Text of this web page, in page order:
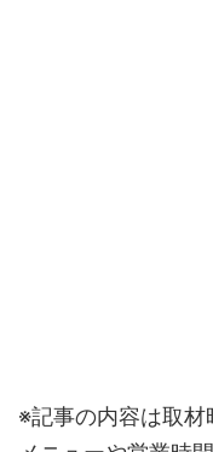
※記事の内容は取材